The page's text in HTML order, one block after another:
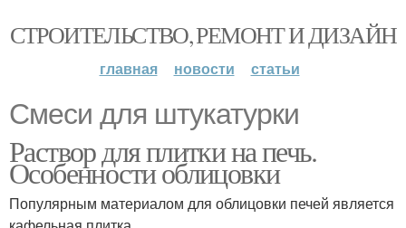
СТРОИТЕЛЬСТВО, РЕМОНТ И ДИЗАЙН
главная новости статьи
Смеси для штукатурки
Раствор для плитки на печь.
Особенности облицовки
Популярным материалом для облицовки печей является